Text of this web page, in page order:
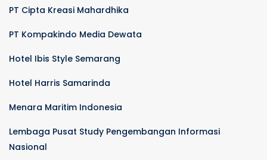
PT Cipta Kreasi Mahardhika
PT Kompakindo Media Dewata
Hotel Ibis Style Semarang
Hotel Harris Samarinda
Menara Maritim Indonesia
Lembaga Pusat Study Pengembangan Informasi
Nasional